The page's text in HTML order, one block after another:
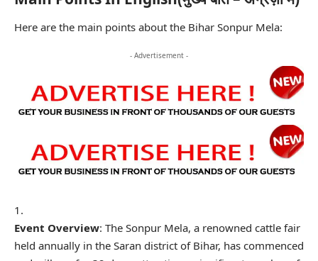
Here are the main points about the Bihar Sonpur Mela:
- Advertisement -
Event Overview: The Sonpur Mela, a renowned cattle fair
held annually in the Saran district of Bihar, has commenced